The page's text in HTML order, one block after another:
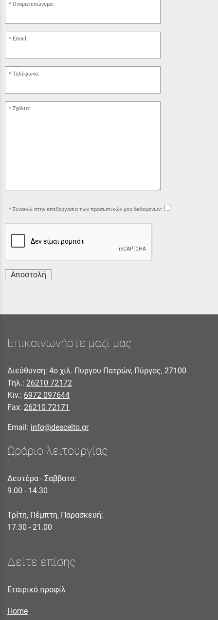
Ονοματεπώνυμο:
Email:
Τηλέφωνο:
Σχόλια:
Συναινώ στην επεξεργασία των προσωπικών μου δεδομένων:
Αποστολή
Επικοινωνήστε μαζί μας
Διεύθυνση: 4ο χιλ. Πύργου Πατρών, Πύργος, 27100
Τηλ.: 26210 72172
Κιν.: 6972 097644
Fax: 26210 72171
Email: info@descelto.gr
Ωράριο λειτουργίας
Δευτέρα - Σαββατο:
9.00 - 14.30
Τρίτη, Πέμπτη, Παρασκευή:
17.30 - 21.00
Δείτε επίσης
Εταιρικό προφίλ
Home